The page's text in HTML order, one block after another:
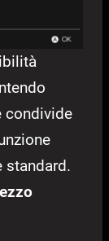
condivide
standard.